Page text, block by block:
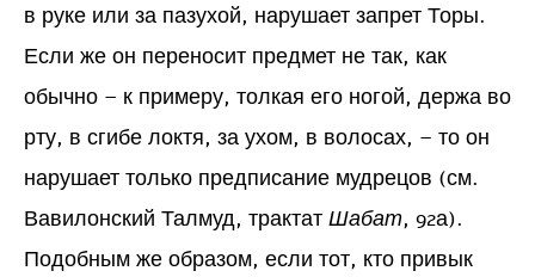
в руке или за пазухой, нарушает запрет Торы.
Если же он переносит предмет не так, как
обычно – к примеру, толкая его ногой, держа во
рту, в сгибе локтя, за ухом, в волосах, – то он
нарушает только предписание мудрецов (см.
Вавилонский Талмуд, трактат Шабат, 92а).
Подобным же образом, если тот, кто привык